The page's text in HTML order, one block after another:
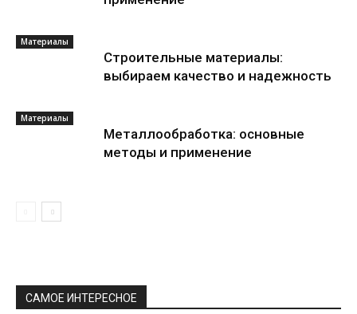
Материалы
Строительные материалы:
выбираем качество и надежность
Материалы
Металлообработка: основные
методы и применение
САМОЕ ИНТЕРЕСНОЕ